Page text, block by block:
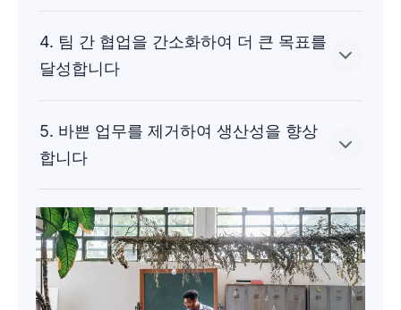
모든 리드에 점수를 매기고 영업 파이프라인을 따라
실시간으로 추적하여 개선 기회를 파악하고, 성공
패턴을 파악하고,
시각적 파이프라인, 보고서, 대시보드를 통해 모든
수준의 마케팅 담당자가 최고의 영업 결과를 위해
어떤 사람을 대상으로 공략해야 하는지 알 수 있습
은 팔로워가 될 가능성이 가장 높은 적합한 구매자
와 소통할 수 있습니다.
그런 다음 마케팅 캠페인을 자동화하여 최고의 리드
를 육성하세요.
대상 고객의 고충을 해결하면 탄탄하고 수익성 있는
CRM은 고객의 특정 불만 사항을 해결하고 신뢰를
구축하며 동일 고객의 재방문을 유도하는 데 도움이
됩니다.
CRM을 활용하여 다음과 같은 방식으로 리드, 잠재
고객, 고객을 파악할 수 있습니다.
4. 팀 간 협업을 간소화하여 더 큰 목표를
달성합니다
영업과 마케팅은 많은 공통 목표를 공유합니다. 두
보고
서에 따르면, 영업팀과 마케팅 부서가 잘 통합된 기
업은 그렇지 않은 기업보다 연간 매출 목표를 초과
달성할 가능성이 두 배나 높았습니다.
5. 바쁜 업무를 제거하여 생산성을 향상
합니다
영업 담당자와 마케터는 일상적인 관리 작업에 귀중
한 시간을 소비하는 경우가 많습니다. 우수 CRM은
이러한 반복적인 작업의 일부 또는 전부를 자동화로